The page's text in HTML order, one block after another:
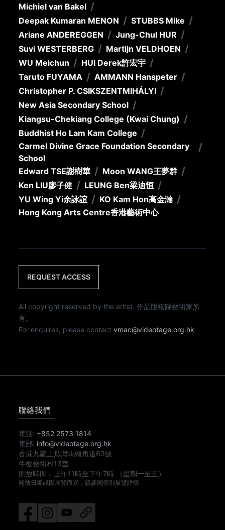
Michiel van Bakel /
Deepak Kumaran MENON / STUBBS Mike /
Ariane ANDEREGGEN / Jung-Chul HUR /
Suvi WESTERBERG / Martijn VELDHOEN /
WU Meichun / HUI Derek許宏宇 /
Taruto FUYAMA / AMMANN Hanspeter /
Christopher P. CSIKSZENTMIHÁLYI /
New Asia Secondary School /
Kiangsu-Chekiang College (Kwai Chung) /
Buddhist Ho Lam Kam College /
Carmel Divine Grace Foundation Secondary
School
/
Edward TSE謝樹華 / Moon WANG王夢群 /
Ken LIU廖子健 / LEUNG Ben梁迪恒 /
YU Wing Yi余詠誼 / KO Kam Hon高金瀚 /
Hong Kong Arts Centre香港藝術中心
REQUEST ACCESS
All copyright reserved by the artist. 作品版權歸藝術家所
有。
For enquires, please contactvmac@videotage.org.hk
聯絡我們
電話: +852 2573 1814
電郵: info@videotage.org.hk
香港九龍土瓜灣馬頭角道63號
牛棚藝術村13室
開放時間︰
上午11時至下午7時 （星期一至五）
開放日期或因展覽而異，請參閱個別展覽詳情